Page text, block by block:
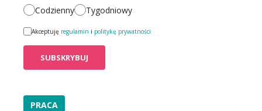
Codzienny Tygodniowy
Akceptuję regulamin i politykę prywatności
PRACA